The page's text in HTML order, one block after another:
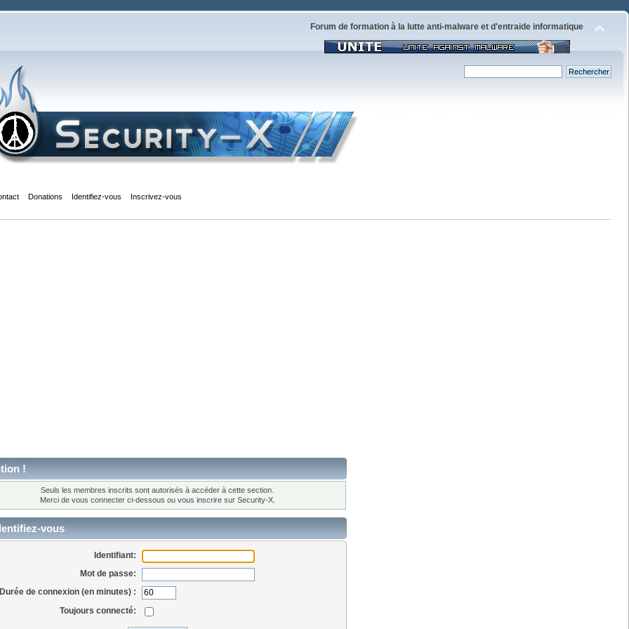
Forum de formation à la lutte anti-malware et d'entraide informatique
Donations Identifiez-vous Inscrivez-vous
!
Seuls les membres inscrits sont autorisés à accéder à cette section.
Merci de vous connecter ci-dessous ou vous inscriresur Security-X.
vous
Identifiant:
Mot de passe:
Durée de connexion (en minutes) :
Toujours connecté: